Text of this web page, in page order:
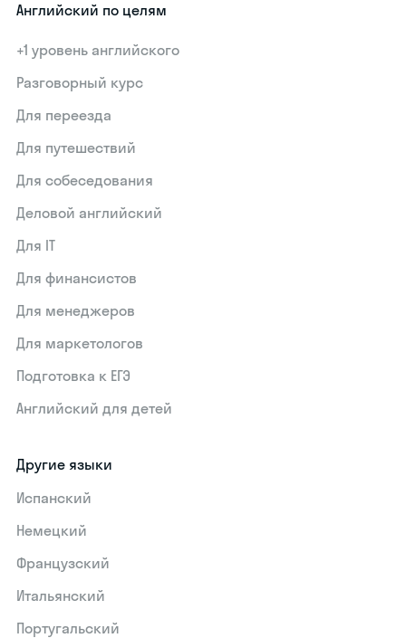
Английский по целям
+1 уровень английского
Разговорный курс
Для переезда
Для путешествий
Для собеседования
Деловой английский
Для IT
Для финансистов
Для менеджеров
Для маркетологов
Подготовка к ЕГЭ
Английский для детей
Другие языки
Испанский
Немецкий
Французский
Итальянский
Португальский